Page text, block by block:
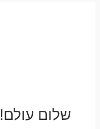
שלום עולם!
שלום